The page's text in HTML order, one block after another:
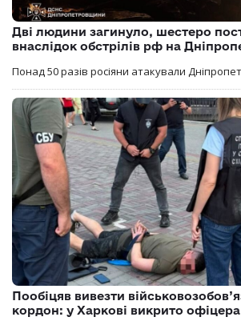
Дві людини загинуло, шестеро
внаслідок обстрілів рф на
Понад 50 разів росіяни атакували
Пообіцяв вивезти
кордон: у Харкові викрито офіцера